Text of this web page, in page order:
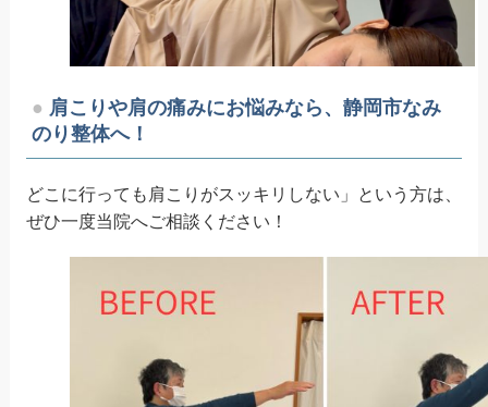
肩こりや肩の痛みにお悩みなら、静岡市なみ
のり整体へ！
どこに行っても肩こりがスッキリしない」という方は、
ぜひ一度当院へご相談ください！